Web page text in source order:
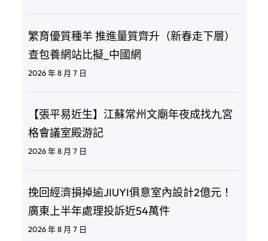
繁育優質種羊 推進量質齊升（新春走下層）
查包養網站比擬_中國網
2026 年 8 月 7 日
【張平易近生】江蘇常州文廟年夜成找九宮
格會議室殿游記
2026 年 8 月 7 日
挽回經濟損掉逾JIUYI俱意室內設計2億元！
廣東上半年處理投訴近54萬件
2026 年 8 月 7 日